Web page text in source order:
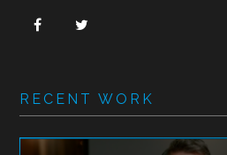
RECENT WORK